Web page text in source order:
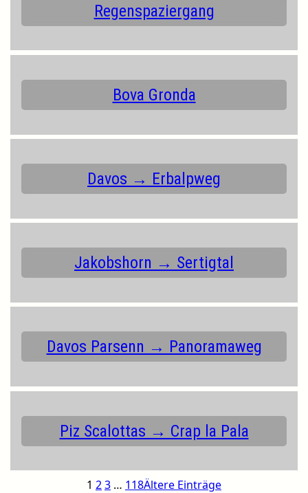
Regenspaziergang
Bova Gronda
Davos → Erbalpweg
Jakobshorn → Sertigtal
Davos Parsenn → Panoramaweg
Piz Scalottas → Crap la Pala
1 23 … 118Ältere Einträge